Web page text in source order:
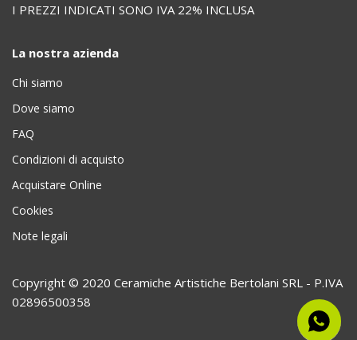
I PREZZI INDICATI SONO IVA 22% INCLUSA
La nostra azienda
Chi siamo
Dove siamo
FAQ
Condizioni di acquisto
Acquistare Online
Cookies
Note legali
Copyright © 2020 Ceramiche Artistiche Bertolani SRL - P.IVA
02896500358